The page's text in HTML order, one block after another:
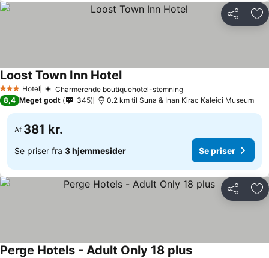
Del
3 StjernerHotel Charmerende boutiquehotel-stemning
Loost Town Inn Hotel
8,4 Meget godt 345 0.2 km til Suna & Inan Kirac Kaleici Museum
Af 381 kr.
Se priser fra 3 hjemmesider Se priser
Del
Perge Hotels - Adult Only 18 plus